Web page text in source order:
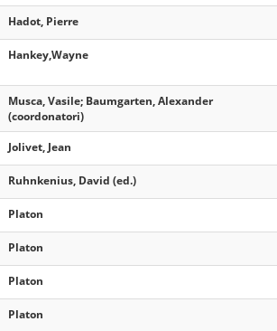
Hadot, Pierre
Hankey,Wayne
Musca, Vasile; Baumgarten, Alexander
(coordonatori)
Jolivet, Jean
Ruhnkenius, David (ed.)
Platon
Platon
Platon
Platon